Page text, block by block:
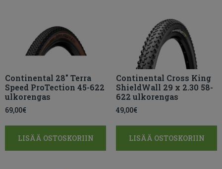
Continental 28″ Terra
Speed ProTection 45-622
ulkorengas
69,00€
LISÄÄ OSTOSKORIIN
Continental Cross King
ShieldWall 29 x 2.30 58-
622 ulkorengas
49,00€
LISÄÄ OSTOSKORIIN